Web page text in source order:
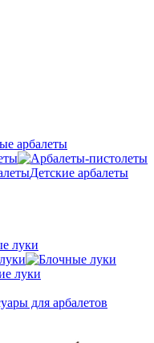
арбалеты
Детские арбалеты
луки
луки